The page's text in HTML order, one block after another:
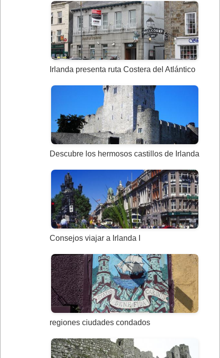
Irlanda presenta ruta Costera del Atlántico
Descubre los hermosos castillos de Irlanda
Consejos viajar a Irlanda I
regiones ciudades condados